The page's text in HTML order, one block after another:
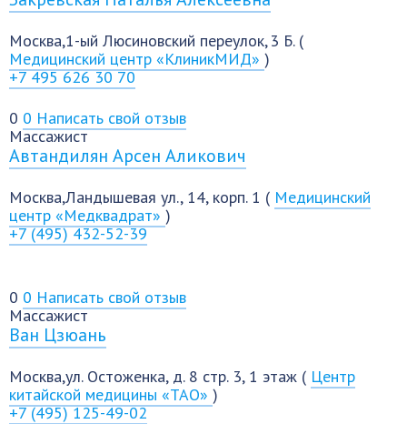
Москва,1-ый Люсиновский переулок, 3 Б. (
Медицинский центр «КлиникМИД» )
+7 495 626 30 70
0 0 Написать свой отзыв
Массажист
Автандилян Арсен Аликович
Москва,Ландышевая ул., 14, корп. 1 ( Медицинский
центр «Медквадрат» )
+7 (495) 432-52-39
0 0 Написать свой отзыв
Массажист
Ван Цзюань
Москва,ул. Остоженка, д. 8 стр. 3, 1 этаж ( Центр
китайской медицины «ТАО» )
+7 (495) 125-49-02